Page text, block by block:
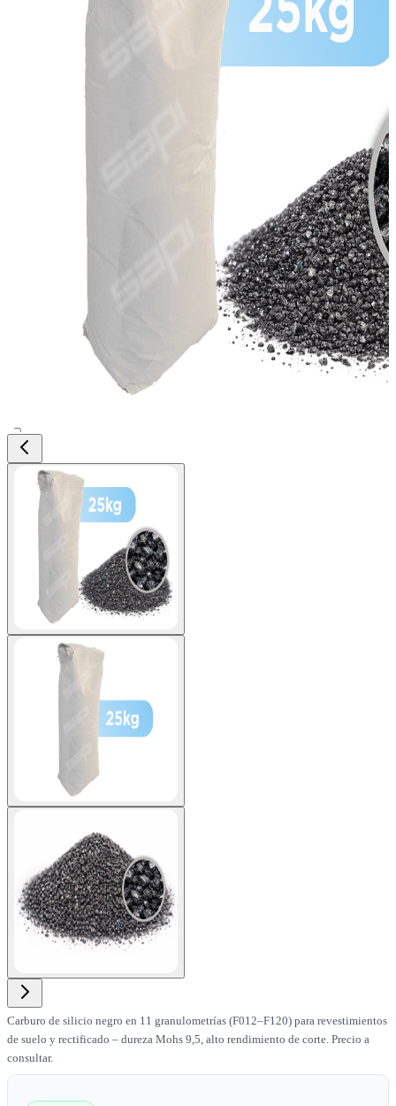
View larger image
View larger image
Carburo de silicio negro en 11 granulometrías (F012–F120) para revestimientos
de suelo y rectificado – dureza Mohs 9,5, alto rendimiento de corte. Precio a
consultar.